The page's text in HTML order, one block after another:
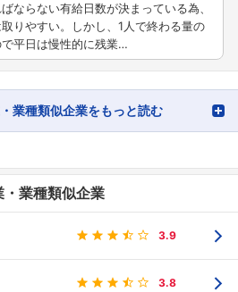
ならない有給日数が決まっている為、
りやすい。しかし、1人で終わる量の
平日は慢性的に残業…
業種類似企業をもっと読む
業種類似企業
3.9
3.8